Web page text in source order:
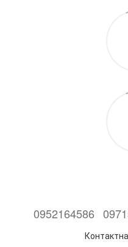
0952164586